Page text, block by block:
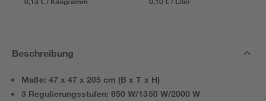
Beschreibung
Maße: 47 x 47 x 205 cm (B x T x H)
3 Regulierungsstufen: 650 W/1350 W/2000 W